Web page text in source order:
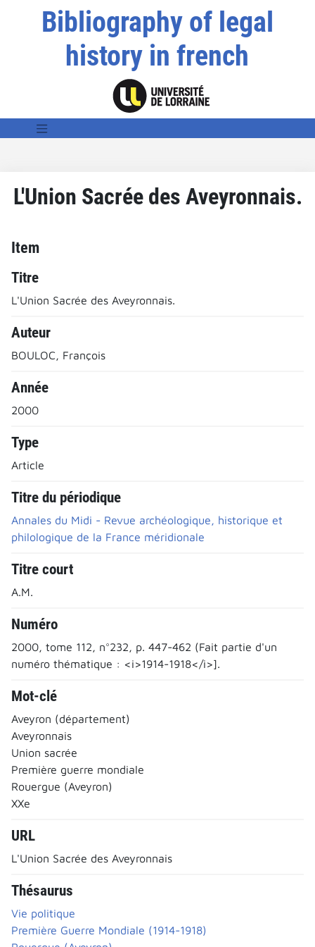
Bibliography of legal
history in french
L'Union Sacrée des Aveyronnais.
Item
Titre
L'Union Sacrée des Aveyronnais.
Auteur
BOULOC, François
Année
2000
Type
Article
Titre du périodique
Annales du Midi - Revue archéologique, historique et
philologique de la France méridionale
Titre court
A.M.
Numéro
2000, tome 112, n°232, p. 447-462 (Fait partie d'un
numéro thématique : <i>1914-1918</i>].
Mot-clé
Aveyron (département)
Aveyronnais
Union sacrée
Première guerre mondiale
Rouergue (Aveyron)
XXe
URL
L'Union Sacrée des Aveyronnais
Thésaurus
Vie politique
Première Guerre Mondiale (1914-1918)